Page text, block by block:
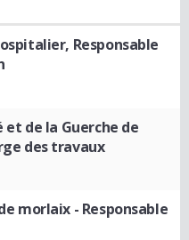
Responsable
de la Guerche de
des travaux
morlaix - Responsable